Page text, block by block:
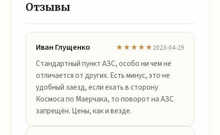
Отзывы
Иван Глущенко ★★★★★2023-04-29
Стандартный пункт АЗС, особо ни чем не
отличается от других. Есть минус, это не
удобный заезд, если ехать в сторону
Космоса по Маерчака, то поворот на АЗС
запрещён. Цены, как и везде.